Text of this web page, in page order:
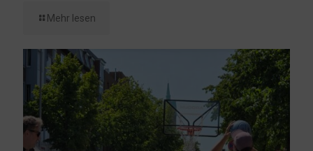
Mehr lesen